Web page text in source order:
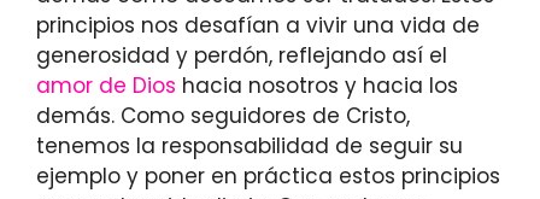
principios nos desafían a vivir una vida de
generosidad y perdón, reflejando así el
amor de Dios hacia nosotros y hacia los
demás. Como seguidores de Cristo,
tenemos la responsabilidad de seguir su
ejemplo y poner en práctica estos principios